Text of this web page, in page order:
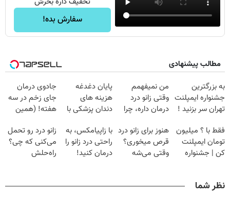
سفارش بده!
مطالب پیشنهادی
به بزرگترین
جشنواره ایمپلنت
تهران سر بزنید !
میلیون !
من نمیفهمم
وقتی زانو درد
درمان داره، چرا
تحمل میکنی؟❗
پایان دغدغه
هزینه های
دندان پزشکی با
خانگی
جادوی درمان
جای زخم در سه
هفته! (همین
صحبت کنید)
فقط با ؟ میلیون
تومان ایمپلنت
کن | جشنواره
هنوز برای زانو درد
قرص میخوری؟
وقتی می‌شه
با زاپیامکس، به
راحتی درد زانو را
درمان کنید!
زانو درد رو تحمل
می‌کنی که چی؟
راه‌حلش
نظر شما